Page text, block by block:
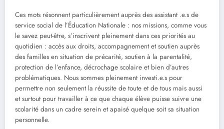
Ces mots résonnent particulièrement auprès des assistant .e.s de
service social de l’Éducation Nationale : nos missions, comme vous
le savez peut-être, s’inscrivent pleinement dans ces priorités au
quotidien : accès aux droits, accompagnement et soutien auprès
des familles en situation de précarité, soutien à la parentalité,
protection de l’enfance, décrochage scolaire et bien d’autres
problématiques. Nous sommes pleinement investi.e.s pour
permettre non seulement la réussite de toute et de tous mais aussi
et surtout pour travailler à ce que chaque élève puisse suivre une
scolarité dans un cadre serein et apaisé quelque soit sa situation
personnelle.